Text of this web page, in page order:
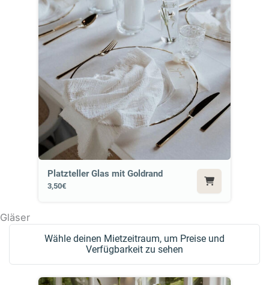
Platzteller Glas mit Goldrand
3,50€
Gläser
Wähle deinen Mietzeitraum, um Preise und
Verfügbarkeit zu sehen